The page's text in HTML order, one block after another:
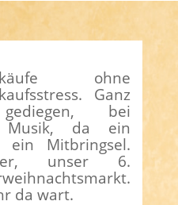
ohne
Ganz
bei
Musik, da ein
ein Mitbringsel.
unser 6.
da wart.